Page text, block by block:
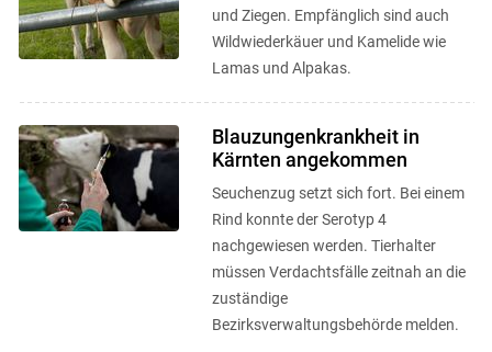
und Ziegen. Empfänglich sind auch
Wildwiederkäuer und Kamelide wie
Lamas und Alpakas.
Blauzungenkrankheit in
Kärnten angekommen
Seuchenzug setzt sich fort. Bei einem
Rind konnte der Serotyp 4
nachgewiesen werden. Tierhalter
müssen Verdachtsfälle zeitnah an die
zuständige
Bezirksverwaltungsbehörde melden.